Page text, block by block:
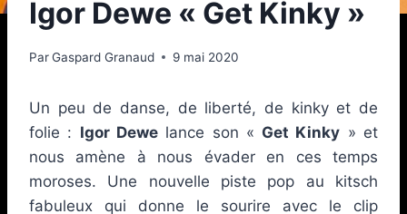
Igor Dewe « Get Kinky »
ParGaspard Granaud 9 mai 2020
Un peu de danse, de liberté, de kinky et de
folie : Igor Dewelance son « Get Kinky » et
nous amène à nous évader en ces temps
moroses. Une nouvelle piste pop au kitsch
fabuleux qui donne le sourire avec le clip